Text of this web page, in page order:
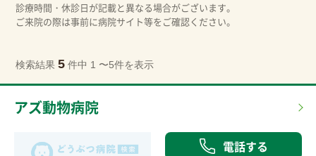
診療時間・休診日が記載と異なる場合がございます。
ご来院の際は事前に病院サイト等をご確認ください。
検索結果 5 件中 1 〜5件を表示
アズ動物病院
電話する